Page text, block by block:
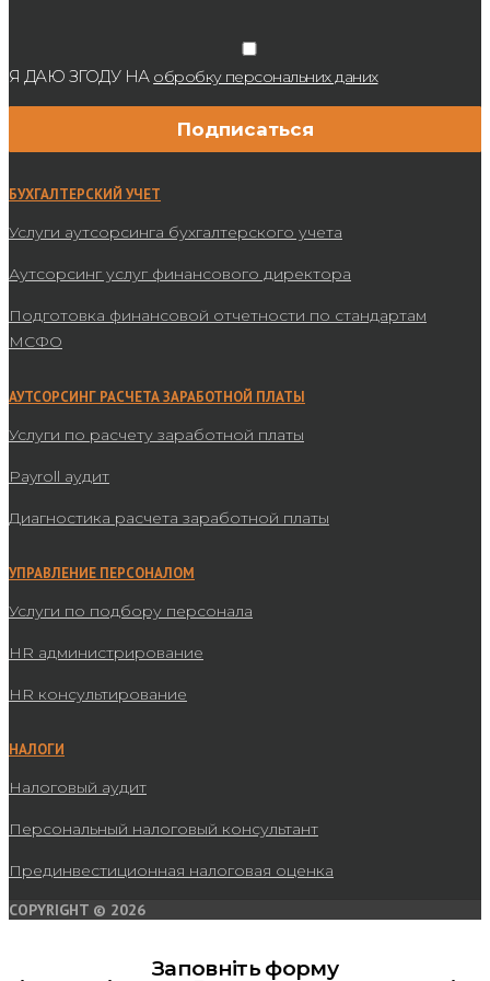
Я ДАЮ ЗГОДУ НА обробку персональних даних
БУХГАЛТЕРСКИЙ УЧЕТ
Услуги аутсорсинга бухгалтерского учета
Аутсорсинг услуг финансового директора
Подготовка финансовой отчетности по стандартам
МСФО
АУТСОРСИНГ РАСЧЕТА ЗАРАБОТНОЙ ПЛАТЫ
Услуги по расчету заработной платы
Payroll аудит
Диагностика расчета заработной платы
УПРАВЛЕНИЕ ПЕРСОНАЛОМ
Услуги по подбору персонала
HR администрирование
HR консультирование
НАЛОГИ
Налоговый аудит
Персональный налоговый консультант
Прединвестиционная налоговая оценка
COPYRIGHT © 2026
Заповніть форму